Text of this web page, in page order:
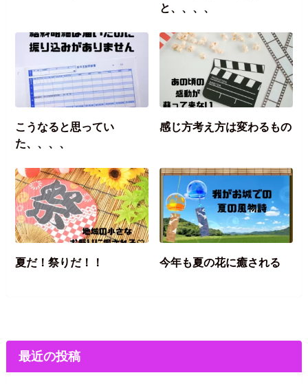
と、、、、
こうなると思ってい
た、、、、
感じ方考え方は変わるもの
夏だ！祭りだ！！ 今年も夏の花に癒される
最近の投稿